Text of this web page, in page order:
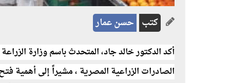
كتب حسن عمار
أكد الدكتور خالد جاد، المتحدث باسم وزارة
الصادرات الزراعية المصرية ، مشيراً إلى أهمية